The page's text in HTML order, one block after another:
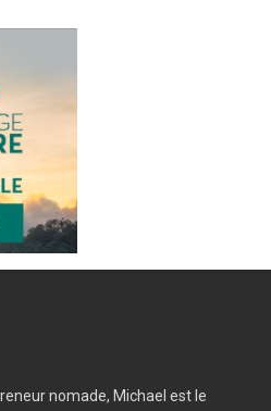
nomade, Michael est le